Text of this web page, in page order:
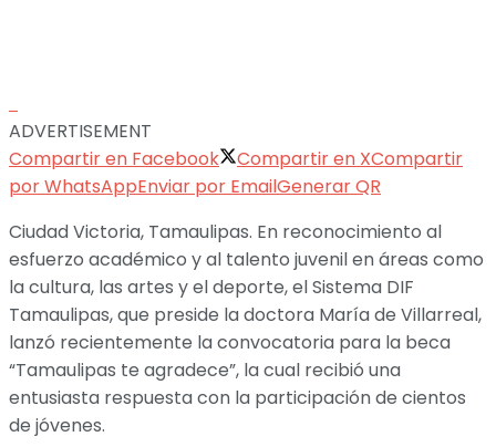
ADVERTISEMENT
Compartir en Facebook
Compartir en XCompartir
por WhatsAppEnviar por EmailGenerar QR
Ciudad Victoria, Tamaulipas. En reconocimiento al
esfuerzo académico y al talento juvenil en áreas como
la cultura, las artes y el deporte, el Sistema DIF
Tamaulipas, que preside la doctora María de Villarreal,
lanzó recientemente la convocatoria para la beca
“Tamaulipas te agradece”, la cual recibió una
entusiasta respuesta con la participación de cientos
de jóvenes.